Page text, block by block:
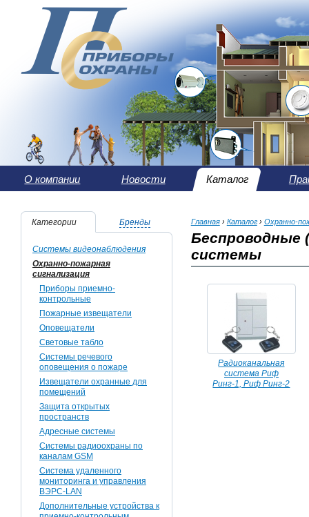
О компании Новости Каталог
Категории Бренды
Системы видеонаблюдения
Охранно-пожарная
сигнализация
Приборы приемно-
контрольные
Пожарные извещатели
Оповещатели
Световые табло
Системы речевого
оповещения о пожаре
Извещатели охранные для
помещений
Защита открытых
пространств
Адресные системы
Системы радиоохраны по
каналам GSM
Система удаленного
мониторинга и управления
ВЭРС-LAN
Дополнительные устройства к
Главная› Каталог› Охранно-
Беспроводные
системы
Радиоканальная
система Риф
Ринг-1, Риф Ринг-2